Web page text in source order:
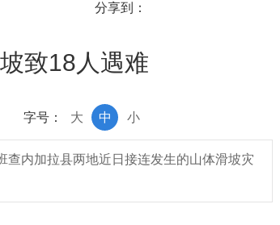
分享到：
致18人遇难
字号： 小
中
大
内加拉县两地近日接连发生的山体滑坡灾